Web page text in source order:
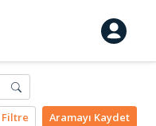
Filtre Aramayı Kaydet